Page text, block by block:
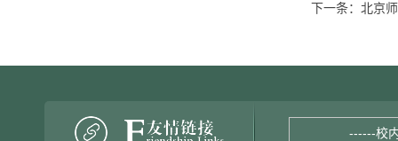
下一条： 北京
------校